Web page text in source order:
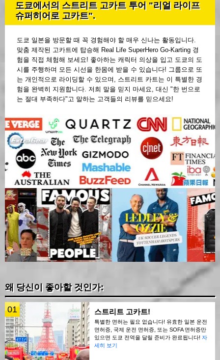
도쿄에서의 스트리트 고카트 투어 "리얼 라이프
슈퍼히어로 고카트".
도쿄 일본을 방문할 때 꼭 경험해야 할 매우 신나는 활동입니다.
맞춤 제작된 고카트에 탑승해 Real Life SuperHero Go-Karting 경
험을 직접 체험해 보세요! 좋아하는 캐릭터 의상을 입고 도쿄의 도
시를 주행하며 모든 시선을 한몸에 받을 수 있습니다! 그룹으로 또
는 개인적으로 라이딩할 수 있으며, 스트리트 카트는 이 특별한 경
험을 완벽히 지원합니다. 저희 말을 믿지 마세요, 대신 "한 번으로
는 절대 부족하다"고 말하는 고객들의 리뷰를 믿으세요!
왜 당신이 좋아할 것인가:
01 스트리트 고카트!
특별한 면허는 필요 없습니다! 유효한 일본 운전
면허증, 국제 운전 면허증, 또는 SOFA 면허증만
있으면 도쿄 전역을 달릴 준비가 완료됩니다! 자
세히 보기